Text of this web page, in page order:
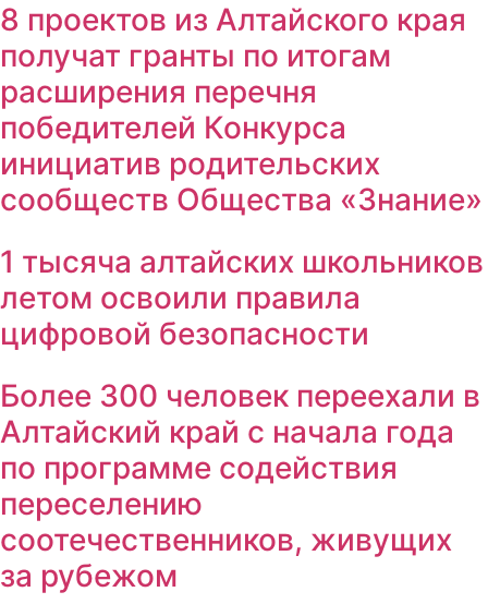
8 проектов из Алтайского края
получат гранты по итогам
расширения перечня
победителей Конкурса
инициатив родительских
сообществ Общества «Знание»
1 тысяча алтайских школьников
летом освоили правила
цифровой безопасности
Более 300 человек переехали в
Алтайский край с начала года
по программе содействия
переселению
соотечественников, живущих
за рубежом